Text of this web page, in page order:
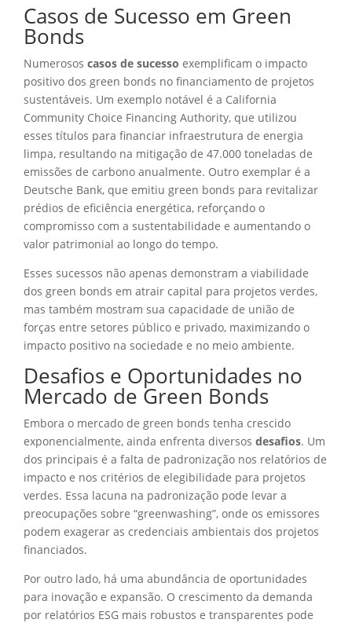
Casos de Sucesso em Green
Bonds
Numerosos casos de sucesso exemplificam o impacto
positivo dos green bonds no financiamento de projetos
sustentáveis. Um exemplo notável é a California
Community Choice Financing Authority, que utilizou
esses títulos para financiar infraestrutura de energia
limpa, resultando na mitigação de 47.000 toneladas de
emissões de carbono anualmente. Outro exemplar é a
Deutsche Bank, que emitiu green bonds para revitalizar
prédios de eficiência energética, reforçando o
compromisso com a sustentabilidade e aumentando o
valor patrimonial ao longo do tempo.
Esses sucessos não apenas demonstram a viabilidade
dos green bonds em atrair capital para projetos verdes,
mas também mostram sua capacidade de união de
forças entre setores público e privado, maximizando o
impacto positivo na sociedade e no meio ambiente.
Desafios e Oportunidades no
Mercado de Green Bonds
Embora o mercado de green bonds tenha crescido
exponencialmente, ainda enfrenta diversos desafios. Um
dos principais é a falta de padronização nos relatórios de
impacto e nos critérios de elegibilidade para projetos
verdes. Essa lacuna na padronização pode levar a
preocupações sobre “greenwashing”, onde os emissores
podem exagerar as credenciais ambientais dos projetos
financiados.
Por outro lado, há uma abundância de oportunidades
para inovação e expansão. O crescimento da demanda
por relatórios ESG mais robustos e transparentes pode